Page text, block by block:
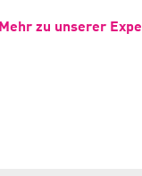
Mehr zu unserer